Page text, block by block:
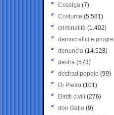
Cossiga (7)
Costume (5.581)
criminalità (1.402)
democratici e
denuncia (14.528)
destra (573)
destradipopolo (99)
Di Pietro (101)
Diritti civili (276)
don Gallo (9)